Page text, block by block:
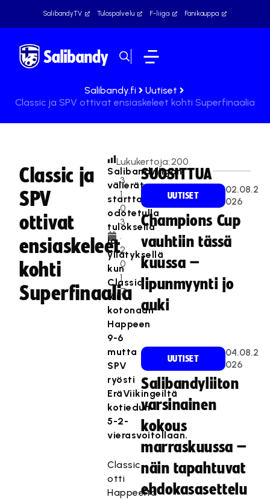
SalibandyTV Tulospalvelu F-liiga Fanikauppa
Salibandy.fi
Uutiset
Classic ja SPV ottivat ensiaskeleet kohti Superfinaalia
Classic ja
SPV
ottivat
ensiaskeleet
kohti
Superfinaalia
3
1.
0
3
.
2
0
1
7
Lukukertoja:200
Salibandyliigan
välierät
starttasivat
odotetulla
tuloksella
ja
yllätyksellä
kun
Classic
löi
kotonaan
Happeen
9-6
mutta
SPV
ryösti
EräViikingeiltä
kotiedun
5-2-
vierasvoitollaan.
Classic
otti
Happeelta
SUOSITTUA
UUTISET
02.08.2
026
Champions Cup
vauhtiin tässä
kuussa –
lipunmyynti jo
auki
UUTISET
04.08.2
026
Salibandyliiton
varsinainen
kokous
marraskuussa –
näin tapahtuvat
ehdokasasettelu